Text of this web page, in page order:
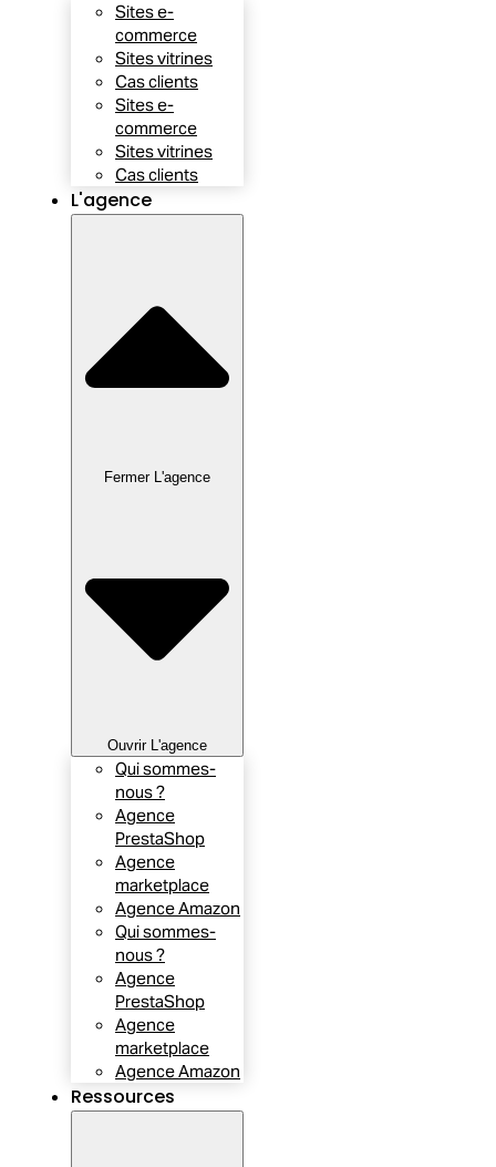
Sites e-
commerce
Sites vitrines
Cas clients
Sites e-
commerce
Sites vitrines
Cas clients
L'agence
Fermer L'agence
Ouvrir L'agence
Qui sommes-
nous ?
Agence
PrestaShop
Agence
marketplace
Agence Amazon
Qui sommes-
nous ?
Agence
PrestaShop
Agence
marketplace
Agence Amazon
Ressources